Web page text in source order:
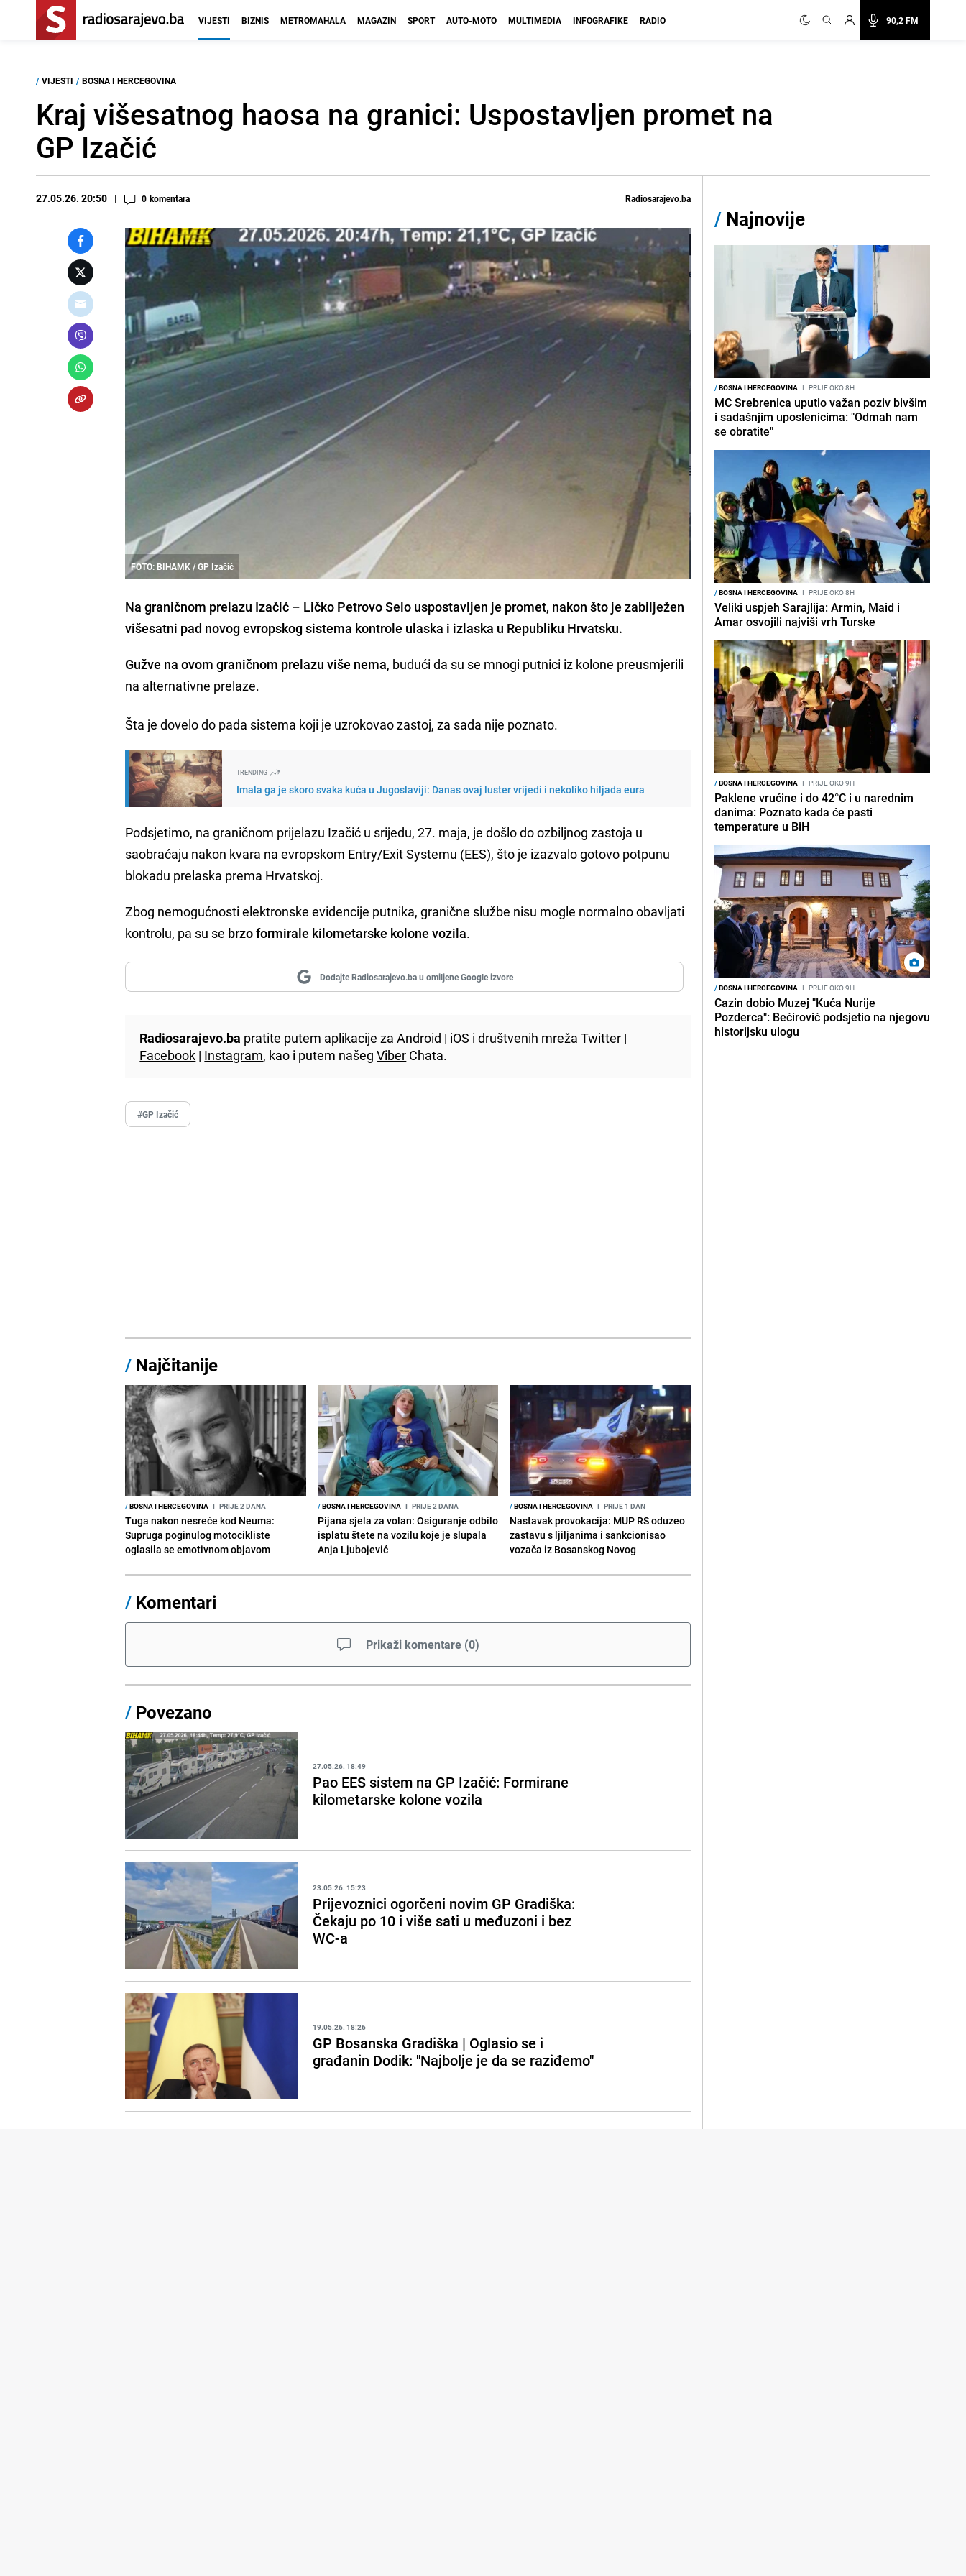
90,2 FM
VIJESTI BIZNIS METROMAHALA MAGAZIN SPORT AUTO-MOTO MULTIMEDIA INFOGRAFIKE RADIO
/ VIJESTI / BOSNA I HERCEGOVINA
Kraj višesatnog haosa na granici: Uspostavljen promet na
GP Izačić
27.05.26. 20:50 0 komentara Radiosarajevo.ba
FOTO: BIHAMK / GP Izačić
Na graničnom prelazu Izačić – Ličko Petrovo Selo uspostavljen je promet, nakon što je zabilježen
višesatni pad novog evropskog sistema kontrole ulaska i izlaska u Republiku Hrvatsku.
Gužve na ovom graničnom prelazu više nema, budući da su se mnogi putnici iz kolone preusmjerili
na alternativne prelaze.
Šta je dovelo do pada sistema koji je uzrokovao zastoj, za sada nije poznato.
TRENDING
Imala ga je skoro svaka kuća u Jugoslaviji: Danas ovaj luster vrijedi i nekoliko hiljada eura
Podsjetimo, na graničnom prijelazu Izačić u srijedu, 27. maja, je došlo do ozbiljnog zastoja u
saobraćaju nakon kvara na evropskom Entry/Exit Systemu (EES), što je izazvalo gotovo potpunu
blokadu prelaska prema Hrvatskoj.
Zbog nemogućnosti elektronske evidencije putnika, granične službe nisu mogle normalno obavljati
kontrolu, pa su se brzo formirale kilometarske kolone vozila.
Dodajte Radiosarajevo.ba u omiljene Google izvore
Radiosarajevo.ba pratite putem aplikacije zaAndroid | iOS i društvenih mrežaTwitter |
Facebook | Instagram, kao i putem našegViber Chata.
#GP Izačić
/ Najčitanije
/BOSNA I HERCEGOVINA I PRIJE 2 DANA
Tuga nakon nesreće kod Neuma:
Supruga poginulog motocikliste
oglasila se emotivnom objavom
/BOSNA I HERCEGOVINA I PRIJE 2 DANA
Pijana sjela za volan: Osiguranje odbilo
isplatu štete na vozilu koje je slupala
Anja Ljubojević
/BOSNA I HERCEGOVINA I PRIJE 1 DAN
Nastavak provokacija: MUP RS oduzeo
zastavu s ljiljanima i sankcionisao
vozača iz Bosanskog Novog
/ Komentari
Prikaži komentare (0)
/ Povezano
27.05.26. 18:49
Pao EES sistem na GP Izačić: Formirane
kilometarske kolone vozila
23.05.26. 15:23
Prijevoznici ogorčeni novim GP Gradiška:
Čekaju po 10 i više sati u međuzoni i bez
WC-a
19.05.26. 18:26
GP Bosanska Gradiška | Oglasio se i
građanin Dodik: "Najbolje je da se raziđemo"
/ Najnovije
/BOSNA I HERCEGOVINA I PRIJE OKO 8H
MC Srebrenica uputio važan poziv bivšim
i sadašnjim uposlenicima: "Odmah nam
se obratite"
/BOSNA I HERCEGOVINA I PRIJE OKO 8H
Veliki uspjeh Sarajlija: Armin, Maid i
Amar osvojili najviši vrh Turske
/BOSNA I HERCEGOVINA I PRIJE OKO 9H
Paklene vrućine i do 42°C i u narednim
danima: Poznato kada će pasti
temperature u BiH
/BOSNA I HERCEGOVINA I PRIJE OKO 9H
Cazin dobio Muzej "Kuća Nurije
Pozderca": Bećirović podsjetio na njegovu
historijsku ulogu